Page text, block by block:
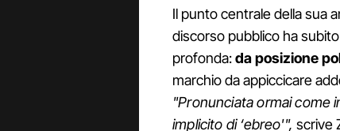
Il punto centrale della sua
discorso pubblico ha
profonda:da posizione
marchio da appiccicare
"Pronunciata ormai come
implicito di ‘ebreo'", scrive